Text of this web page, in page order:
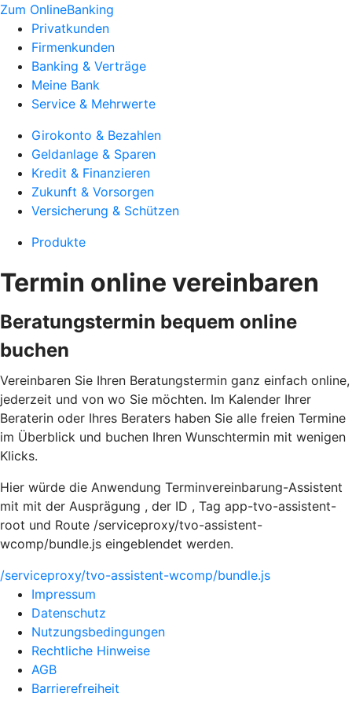
Zum OnlineBanking
Privatkunden
Firmenkunden
Banking & Verträge
Meine Bank
Service & Mehrwerte
Girokonto & Bezahlen
Geldanlage & Sparen
Kredit & Finanzieren
Zukunft & Vorsorgen
Versicherung & Schützen
Produkte
Termin online vereinbaren
Beratungstermin bequem online
buchen
Vereinbaren Sie Ihren Beratungstermin ganz einfach online,
jederzeit und von wo Sie möchten. Im Kalender Ihrer
Beraterin oder Ihres Beraters haben Sie alle freien Termine
im Überblick und buchen Ihren Wunschtermin mit wenigen
Klicks.
Hier würde die Anwendung Terminvereinbarung-Assistent
mit mit der Ausprägung , der ID , Tag app-tvo-assistent-
root und Route /serviceproxy/tvo-assistent-
wcomp/bundle.js eingeblendet werden.
/serviceproxy/tvo-assistent-wcomp/bundle.js
Impressum
Datenschutz
Nutzungsbedingungen
Rechtliche Hinweise
AGB
Barrierefreiheit